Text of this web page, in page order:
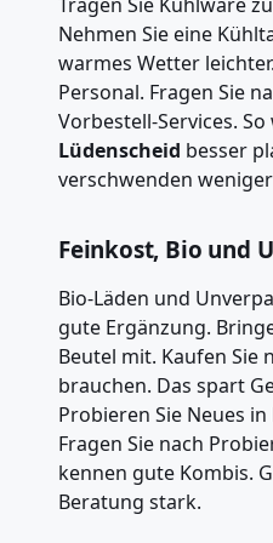
Nehmen Sie eine
warmes Wetter
Personal. Fragen Sie
Vorbestell-Services.
Lüdenscheid besser
verschwenden
Feinkost, Bio und
Bio-Läden und
gute Ergänzung.
Beutel mit. Kaufen Sie
brauchen. Das spart
Probieren Sie Neues
Fragen Sie nach
kennen gute Kombis.
Beratung stark.